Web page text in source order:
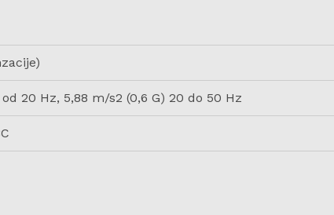
20 Hz, 5,88 m/s2 (0,6 G) 20 do 50 Hz